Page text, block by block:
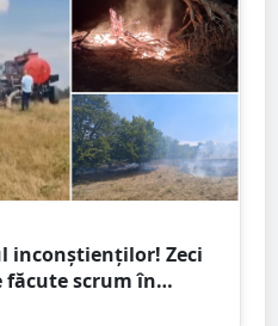
inconștienților! Zeci
făcute scrum în